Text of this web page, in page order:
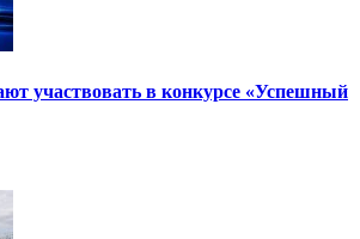
участвовать в конкурсе «Успешный